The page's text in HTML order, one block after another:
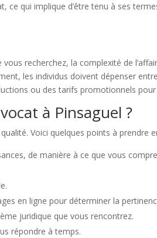
qui implique d’être tenu à ses
recherchez, la complexité de
les individus doivent dépenser
ou des tarifs promotionnels
à Pinsaguel ?
Voici quelques points à prendre
de manière à ce que vous
en ligne pour déterminer la
juridique que vous rencontrez.
répondre à temps.